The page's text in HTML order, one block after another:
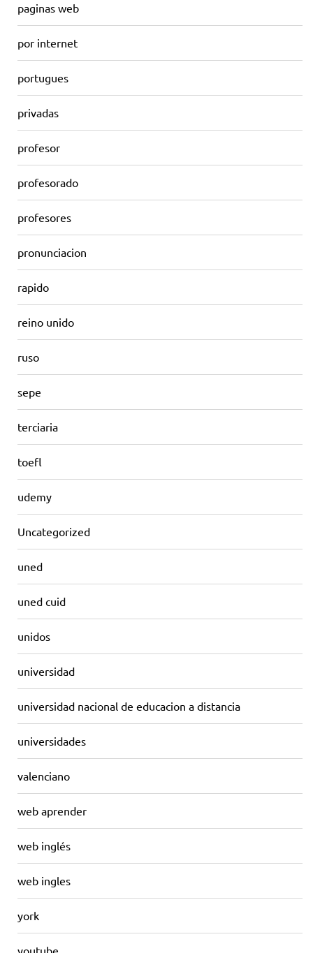
paginas web
por internet
portugues
privadas
profesor
profesorado
profesores
pronunciacion
rapido
reino unido
ruso
sepe
terciaria
toefl
udemy
Uncategorized
uned
uned cuid
unidos
universidad
universidad nacional de educacion a distancia
universidades
valenciano
web aprender
web inglés
web ingles
york
youtube